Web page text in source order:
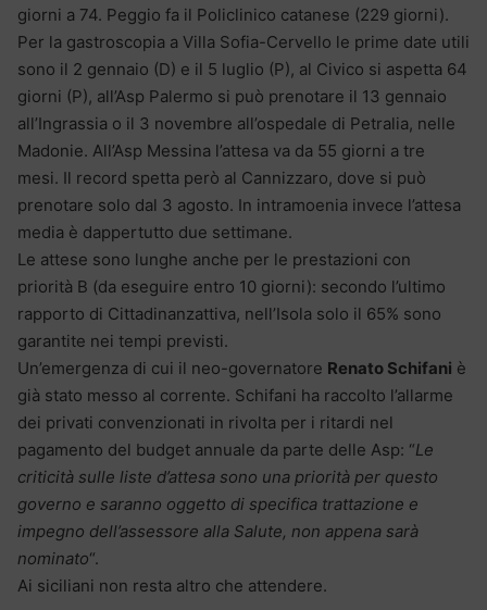
giorni a 74. Peggio fa il Policlinico catanese (229 giorni).
Per la gastroscopia a Villa Sofia-Cervello le prime date utili
sono il 2 gennaio (D) e il 5 luglio (P), al Civico si aspetta 64
giorni (P), all’Asp Palermo si può prenotare il 13 gennaio
all’Ingrassia o il 3 novembre all’ospedale di Petralia, nelle
Madonie. All’Asp Messina l’attesa va da 55 giorni a tre
mesi. Il record spetta però al Cannizzaro, dove si può
prenotare solo dal 3 agosto. In intramoenia invece l’attesa
media è dappertutto due settimane.
Le attese sono lunghe anche per le prestazioni con
priorità B (da eseguire entro 10 giorni): secondo l’ultimo
rapporto di Cittadinanzattiva, nell’Isola solo il 65% sono
garantite nei tempi previsti.
Un’emergenza di cui il neo-governatore Renato Schifani è
già stato messo al corrente. Schifani ha raccolto l’allarme
dei privati convenzionati in rivolta per i ritardi nel
pagamento del budget annuale da parte delle Asp: “Le
criticità sulle liste d’attesa sono una priorità per questo
governo e saranno oggetto di specifica trattazione e
impegno dell’assessore alla Salute, non appena sarà
nominato“.
Ai siciliani non resta altro che attendere.